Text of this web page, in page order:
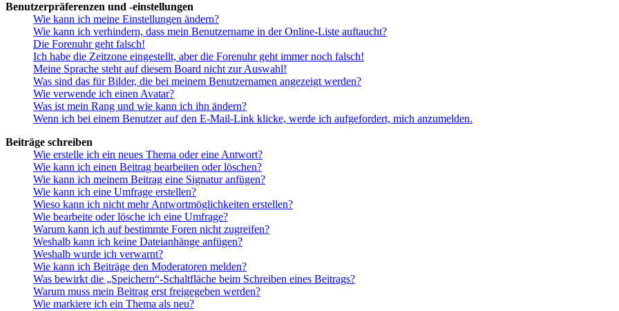
Benutzerpräferenzen und -einstellungen
Wie kann ich meine Einstellungen ändern?
Wie kann ich verhindern, dass mein Benutzername in der Online-Liste auftaucht?
Die Forenuhr geht falsch!
Ich habe die Zeitzone eingestellt, aber die Forenuhr geht immer noch falsch!
Meine Sprache steht auf diesem Board nicht zur Auswahl!
Was sind das für Bilder, die bei meinem Benutzernamen angezeigt werden?
Wie verwende ich einen Avatar?
Was ist mein Rang und wie kann ich ihn ändern?
Wenn ich bei einem Benutzer auf den E-Mail-Link klicke, werde ich aufgefordert, mich anzumelden.
Beiträge schreiben
Wie erstelle ich ein neues Thema oder eine Antwort?
Wie kann ich einen Beitrag bearbeiten oder löschen?
Wie kann ich meinem Beitrag eine Signatur anfügen?
Wie kann ich eine Umfrage erstellen?
Wieso kann ich nicht mehr Antwortmöglichkeiten erstellen?
Wie bearbeite oder lösche ich eine Umfrage?
Warum kann ich auf bestimmte Foren nicht zugreifen?
Weshalb kann ich keine Dateianhänge anfügen?
Weshalb wurde ich verwarnt?
Wie kann ich Beiträge den Moderatoren melden?
Was bewirkt die „Speichern“-Schaltfläche beim Schreiben eines Beitrags?
Warum muss mein Beitrag erst freigegeben werden?
Wie markiere ich ein Thema als neu?